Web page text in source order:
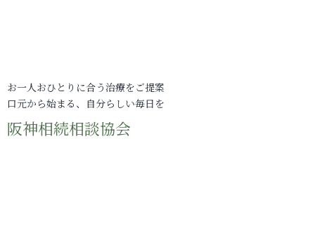
お一人おひとりに合う治療をご提案
口元から始まる、自分らしい毎日を
阪神相続相談協会